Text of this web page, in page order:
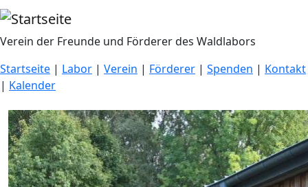
Direkt zum Inhalt
Verein der Freunde und Förderer des Waldlabors
Startseite | Labor | Verein | Förderer | Spenden | Kontakt
| Kalender